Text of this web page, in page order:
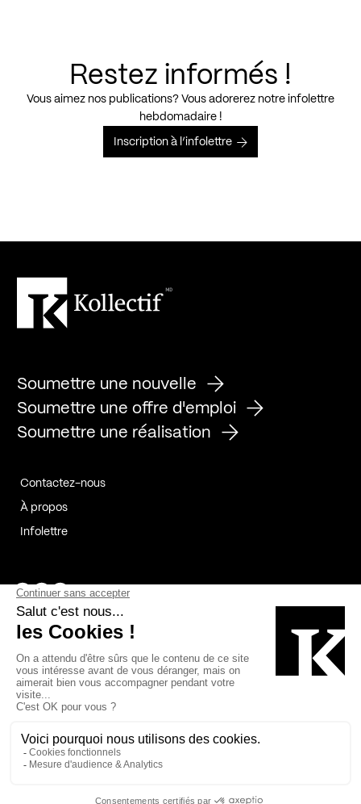
Restez informés !
Vous aimez nos publications? Vous adorerez notre infolettre
hebdomadaire !
Inscription à l’infolettre
Soumettre une nouvelle
Soumettre une offre d'emploi
Soumettre une réalisation
Contactez-nous
À propos
Infolettre
Page Facebook de Kollectif
Page Instagram de Kollectif
Page Linkedin de Kollectif
Bâtiment-Durable-Québec-1
Esquisses-1IRAC-1
MP-1 v2com-1